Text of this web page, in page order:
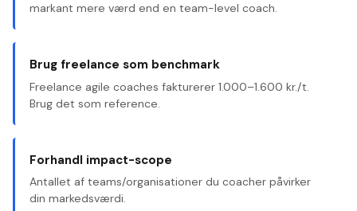
markant mere værd end en team-level coach.
Brug freelance som benchmark
Freelance agile coaches fakturerer 1.000–1.600 kr./t.
Brug det som reference.
Forhandl impact-scope
Antallet af teams/organisationer du coacher påvirker
din markedsværdi.